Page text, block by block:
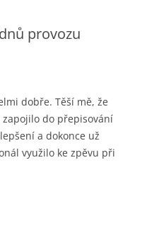
provozu
dobře. Těší mě, že
do přepisování
a dokonce už
využilo ke zpěvu při